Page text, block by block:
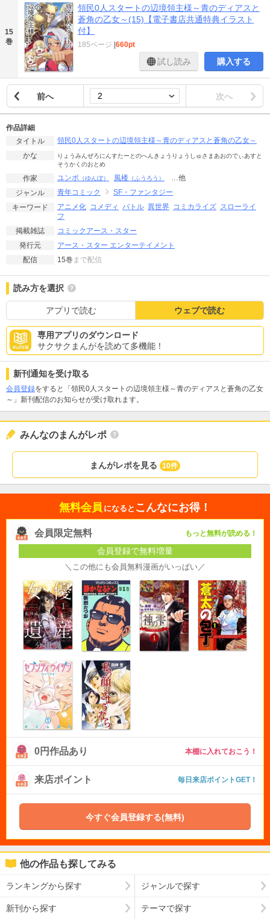
15
巻
領民0人スタートの辺境領主様～青のディアスと
蒼角の乙女～(15)【電子書店共通特典イラスト
付】
185ページ 660pt
試し読み 購入する
前へ 次へ
作品詳細
タイトル
領民0人スタートの辺境領主様～青のディアスと蒼角の乙女～
かな
りょうみんぜろにんすたーとのへんきょうりょうしゅさまあおのでぃあすと
そうかくのおとめ
作家 ユンボ （ゆんぼ） 風楼 （ふうろう）
…他
ジャンル
青年コミック
SF・ファンタジー
キーワード
アニメ化 コメディ バトル 異世界 コミカライズ スローライ
フ
掲載雑誌
コミックアース・スター
発行元
アース・スター エンターテイメント
配信
15巻 まで配信
読み方を選択
アプリで読む ウェブで読む
専用アプリのダウンロード
サクサクまんがを読めて多機能！
新刊通知を受け取る
会員登録をすると「領民0人スタートの辺境領主様～青のディアスと蒼角の乙女
～」新刊配信のお知らせが受け取れます。
みんなのまんがレポ
まんがレポを見る 10件
無料会員 になると こんなにお得！
会員限定無料 もっと無料が読める！
会員登録で無料増量
＼この他にも会員無料漫画がいっぱい／
0円作品あり 本棚に入れておこう！
来店ポイント 毎日来店ポイントGET！
今すぐ会員登録する(無料)
他の作品も探してみる
ランキングから探す ジャンルで探す
新刊から探す テーマで探す